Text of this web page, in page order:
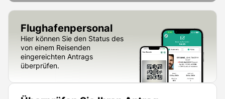
Flughafenpersonal
Hier können Sie den Status des
von einem Reisenden
eingereichten Antrags
überprüfen.